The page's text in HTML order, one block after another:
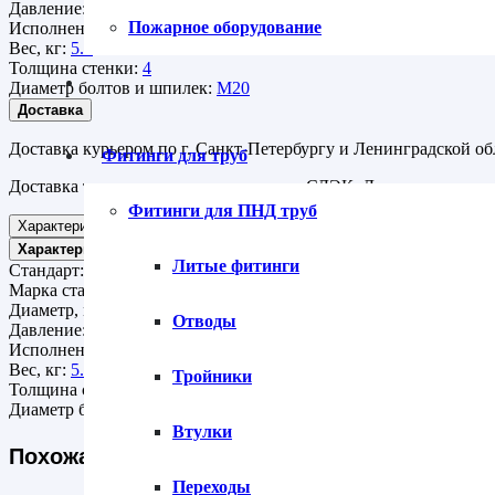
Пожарное оборудование
Фитинги для труб
Фитинги для ПНД труб
Литые фитинги
Отводы
Тройники
Втулки
Переходы
Давление:
Исполнение:с выступом
Вес, кг: 5.3
Толщина стенки: 4
Диаметр болтов и шпилек: М20
Доставка
Доставка курьером по г. Санкт-Петербургу и Ленинградской
Доставка транспортными компаниями СДЭК, Деловые линии ,
Характеристики
Характеристики
Стандарт:
АТК 24.200.02-90
Марка стали:
Диаметр, мм:
Давление:
Исполнение:
Вес, кг: 5.3
Толщина стенки:
Диаметр болтов и шпилек:
Похожая продукция